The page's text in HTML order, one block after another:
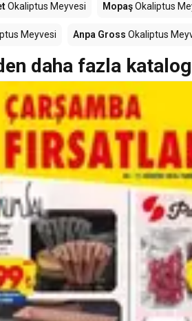
Okaliptus Meyvesi MopaşOkaliptus
Meyvesi Anpa Gross Okaliptus
daha fazla katalog